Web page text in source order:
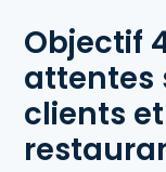
Objectif
attentes
clients